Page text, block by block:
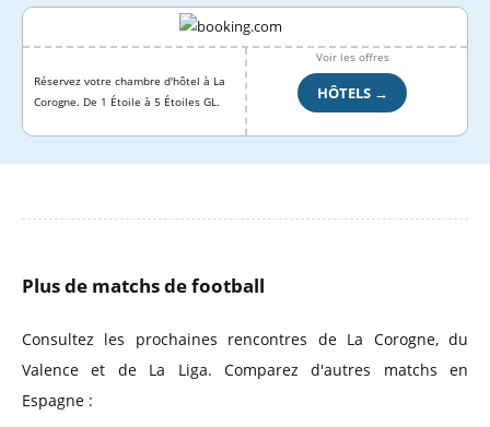
Réservez votre chambre d'hôtel à La
Corogne. De 1 Étoile à 5 Étoiles GL.
Voir les offres
HÔTELS →
Plus de matchs de football
Consultez les prochaines rencontres de La Corogne, du
Valence et de La Liga. Comparez d'autres matchs en
Espagne :